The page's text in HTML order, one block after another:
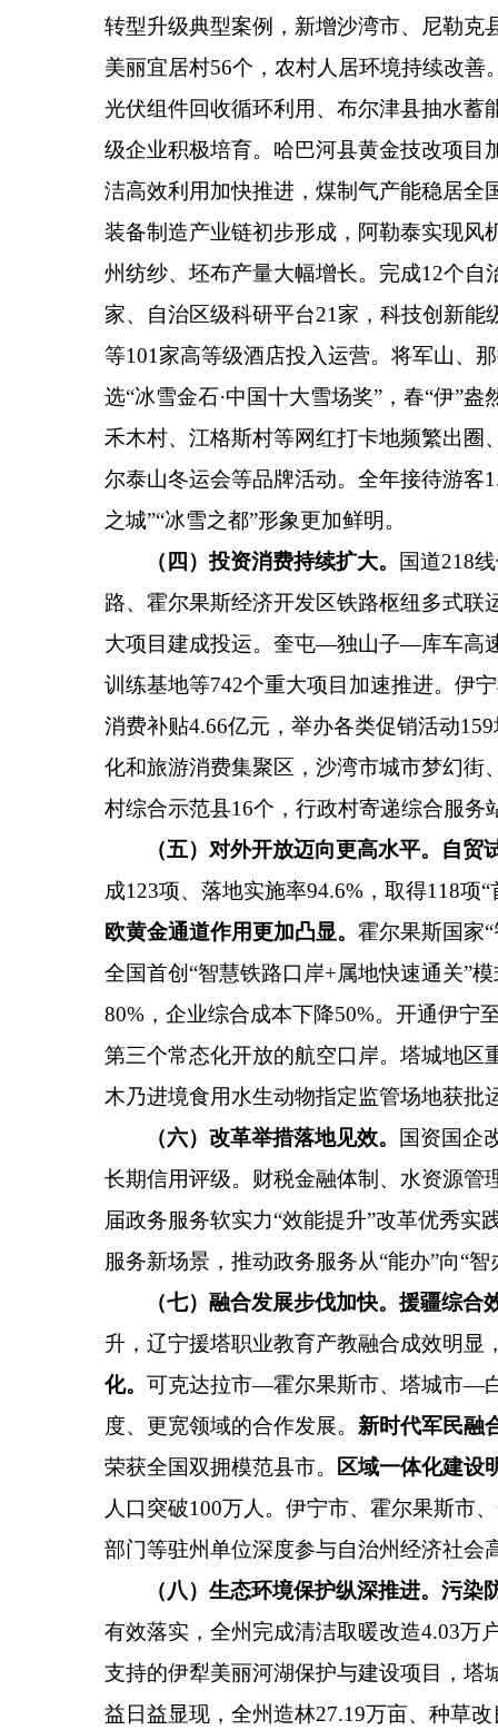
转型升级典型案例，新增沙湾市、尼勒克
美丽宜居村56个，农村人居环境持续改善
光伏组件回收循环利用、布尔津县抽水蓄
级企业积极培育。哈巴河县黄金技改项目
洁高效利用加快推进，煤制气产能稳居全
装备制造产业链初步形成，阿勒泰实现风
州纺纱、坯布产量大幅增长。完成12个自
家、自治区级科研平台21 家 ， 科技创新能
等101 家高等级酒店投入运营。将军山、
选“冰雪金石·中国十大雪场奖” ，春“伊”盎
禾木村、江格斯村等网红打卡地频繁出
尔泰山冬运会等品牌活动。全年接待游客
之城”“冰雪之都”形象更加鲜明。
（四）投资消费持续扩大。 国道218
路、霍尔果斯经济开发区铁路枢纽多式
大项目建成投运。奎屯—独山子—库车高
训练基地等742个重大项目加速推进。伊
消费补贴4.66亿元，举办各类促销活动159
化和旅游消费集聚区，沙湾市城市梦幻街
村综合示范县16个，行政村寄递综合服务
（五）对外开放迈向更高水平。 自贸
成123项、落地实施率94.6% ，取得118项“
欧黄金通道作用更加凸显。 霍尔果斯国家“
全国首创 “智慧铁路口岸+属地快速通关”模
80% ，企业综合成本下降50%。开通伊宁
第三个常态化开放的航空口岸。 塔城地区
木乃进境食用水生动物指定监管场地获
（六）改革举措落地见效。 国资国企
长期信用评级。财税金融体制、水资源管
届政务服务软实力“效能提升”改革优秀实
服务新场景，推动政务服务从“能办”向“智
（七）融合发展步伐加快。援疆综合
升，辽宁援塔职业教育产教融合成效明
化。 可克达拉市—霍尔果斯市、塔城市—
度、更宽领域的合作发展。 新时代军民融
荣获全国双拥模范县市。
区域一体化建设
人口突破100万人。伊宁市、霍尔果斯市
部门等驻州单位深度参与自治州经济社会
（八）生态环境保护纵深推进。污染
有效落实，全州完成清洁取暖改造4.03万
支持的伊犁美丽河湖保护与建设项目，塔
益日益显现，全州造林27.19万亩、种草改